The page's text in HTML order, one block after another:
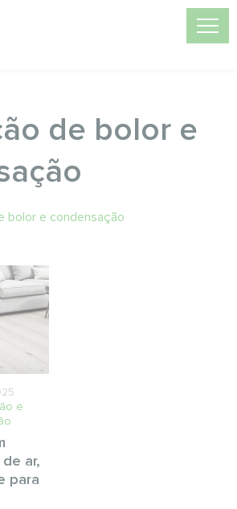
de bolor e
bolor e condensação
e
ar,
para